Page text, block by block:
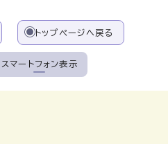
トップページへ戻る
スマートフォン表示